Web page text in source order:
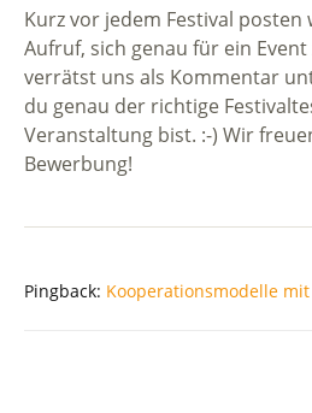
Kurz vor jedem Festival posten
Aufruf, sich genau für ein
verrätst uns als Kommentar
du genau der richtige
Veranstaltung bist. :-) Wir
Bewerbung!
Pingback: Kooperationsmodelle